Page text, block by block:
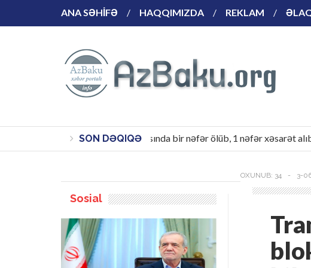
ANA SƏHİFƏ HAQQIMIZDA REKLAM
SON DƏQIQƏ
Hacıqabulda yol qəzasında bir nəfər ölüb, 1 nəfər xəsarət alıb
OXUNUB: 34 - 3-
Sosial